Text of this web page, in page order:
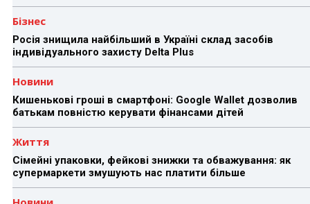
Бізнес
Росія знищила найбільший в Україні склад засобів
індивідуального захисту Delta Plus
Новини
Кишенькові гроші в смартфоні: Google Wallet дозволив
батькам повністю керувати фінансами дітей
Життя
Сімейні упаковки, фейкові знижки та обважування: як
супермаркети змушують нас платити більше